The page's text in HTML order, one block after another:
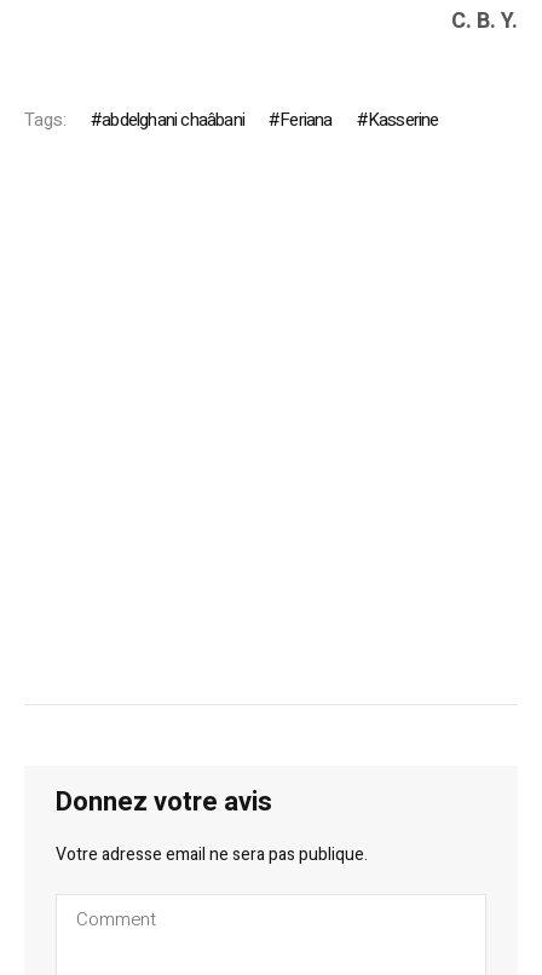
C. B. Y.
Tags: abdelghani chaâbani Feriana Kasserine
Donnez votre avis
Votre adresse email ne sera pas publique.